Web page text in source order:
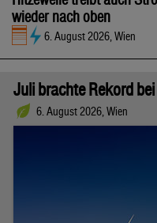
wieder nach oben
6. August 2026, Wien
Juli brachte Rekord
6. August 2026, Wien